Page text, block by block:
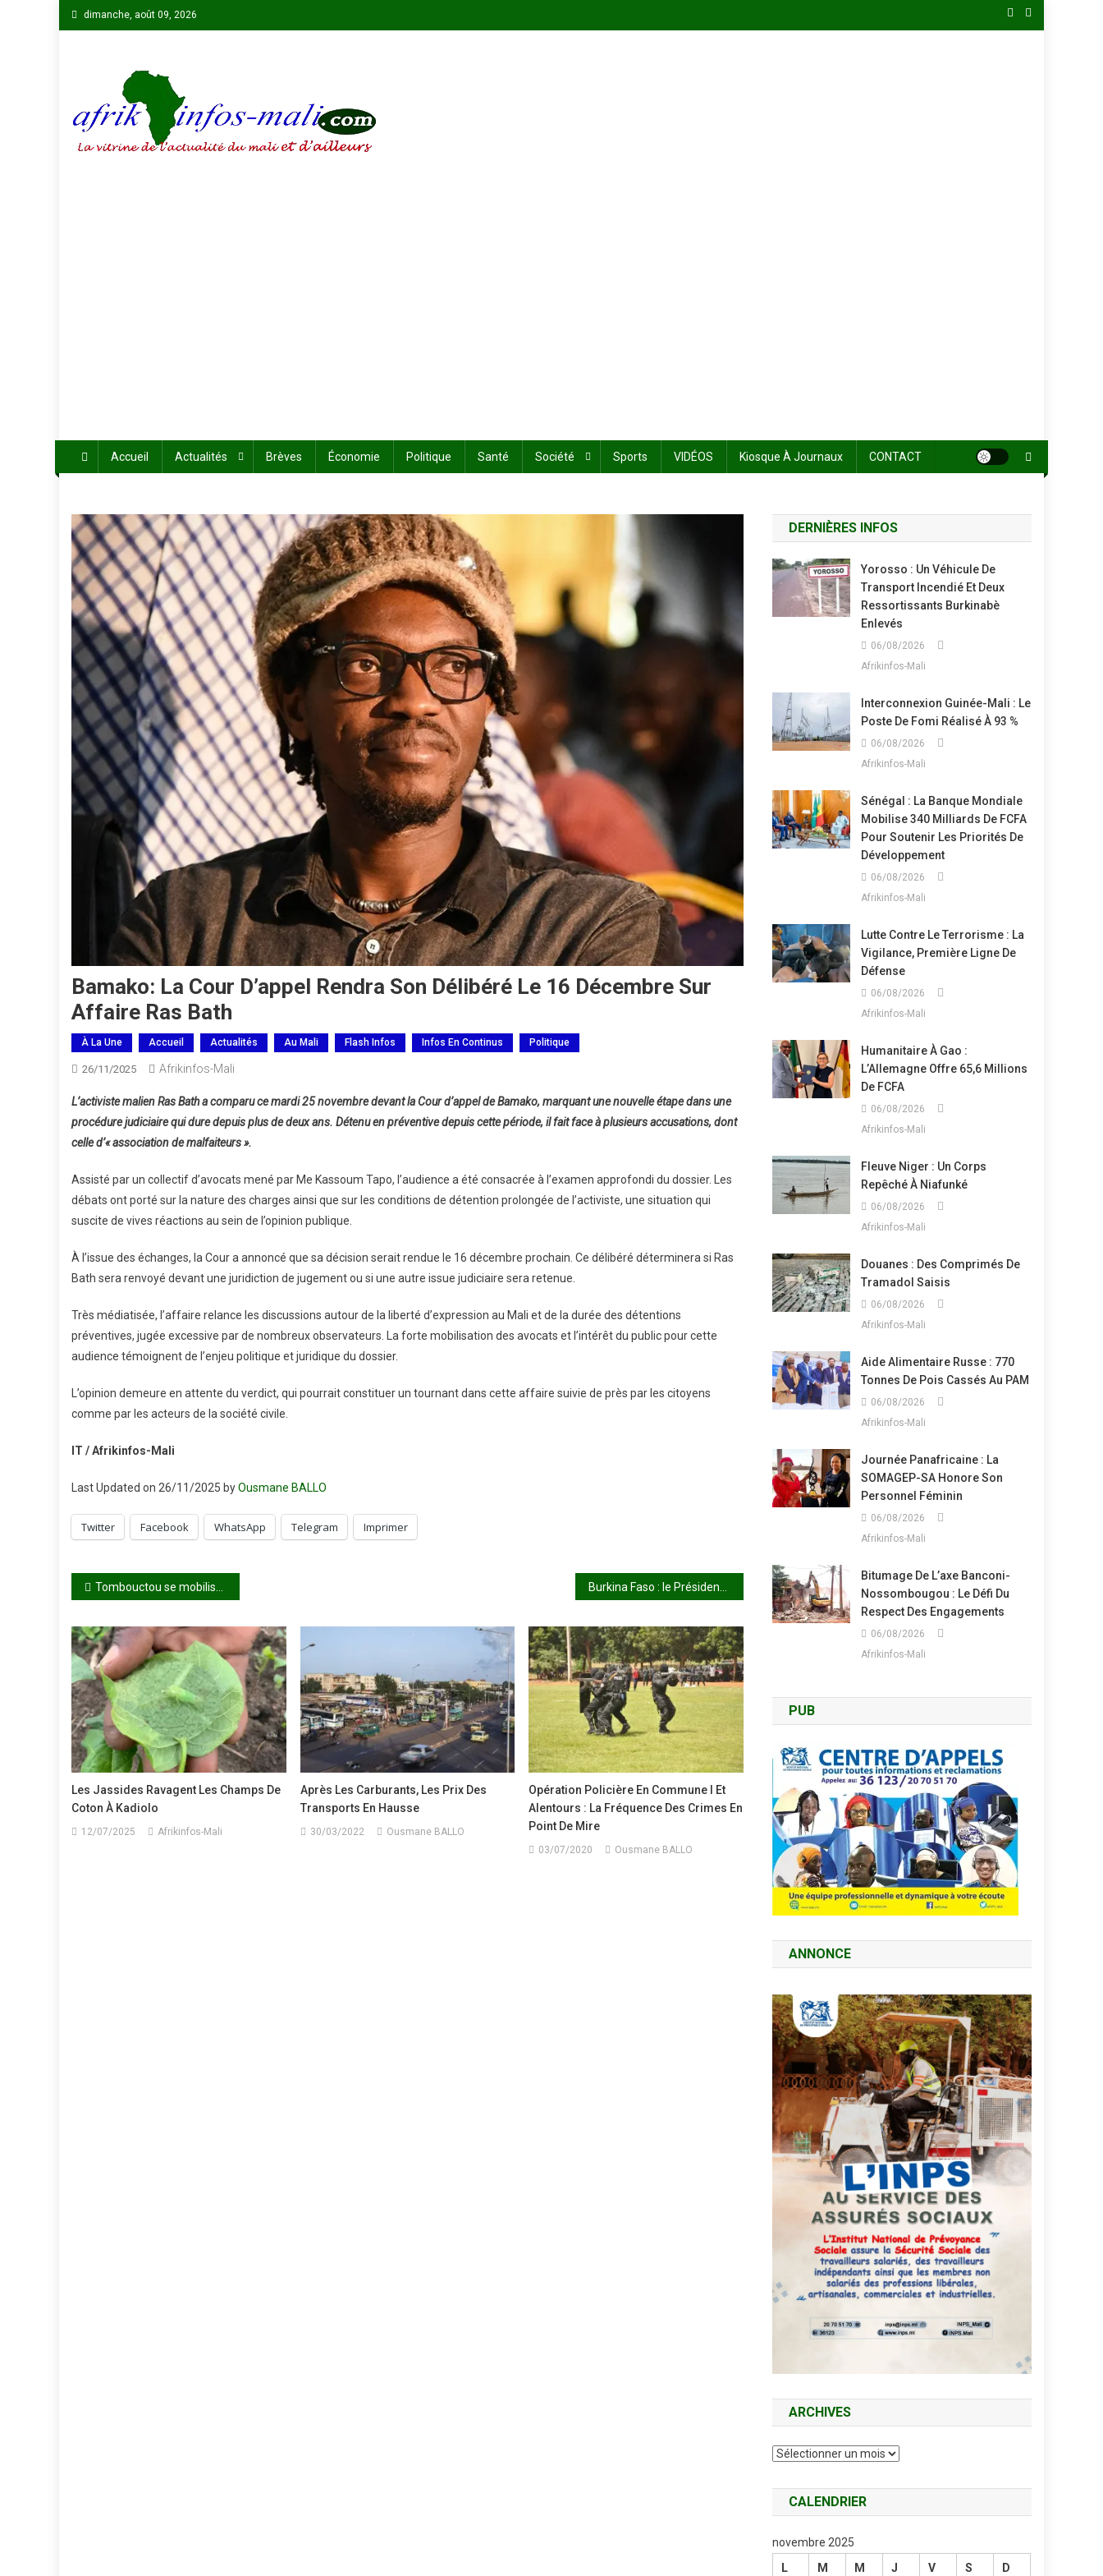
Skip
to
dimanche, août 09, 2026
Accueil Actualités Brèves Économie Politique Santé Société Sports VIDÉOS Kiosque À Journaux CONTACT
Bamako: La Cour D’appel Rendra Son Délibéré Le 16 Décembre Sur
Affaire Ras Bath
À La Une Accueil Actualités Au Mali Flash Infos Infos En Continus Politique
26/11/2025 Afrikinfos-Mali
L’activiste malien Ras Bath a comparu ce mardi 25 novembre devant la Cour d’appel de Bamako, marquant une nouvelle étape dans une
procédure judiciaire qui dure depuis plus de deux ans. Détenu en préventive depuis cette période, il fait face à plusieurs accusations, dont
celle d’« association de malfaiteurs ».
Assisté par un collectif d’avocats mené par Me Kassoum Tapo, l’audience a été consacrée à l’examen approfondi du dossier. Les
débats ont porté sur la nature des charges ainsi que sur les conditions de détention prolongée de l’activiste, une situation qui
suscite de vives réactions au sein de l’opinion publique.
À l’issue des échanges, la Cour a annoncé que sa décision serait rendue le 16 décembre prochain. Ce délibéré déterminera si Ras
Bath sera renvoyé devant une juridiction de jugement ou si une autre issue judiciaire sera retenue.
Très médiatisée, l’affaire relance les discussions autour de la liberté d’expression au Mali et de la durée des détentions
préventives, jugée excessive par de nombreux observateurs. La forte mobilisation des avocats et l’intérêt du public pour cette
audience témoignent de l’enjeu politique et juridique du dossier.
L’opinion demeure en attente du verdict, qui pourrait constituer un tournant dans cette affaire suivie de près par les citoyens
comme par les acteurs de la société civile.
IT / Afrikinfos-Mali
Last Updated on 26/11/2025 byOusmane BALLO
Twitter Facebook WhatsApp Telegram Imprimer
Navigation
de
l’article
Tombouctou se mobilise pour préserver la mosquée de Sankoré Burkina Faso : le Président du Faso inaugure la SN-BRAFASO, nouvelle étape pour l’industrialisation nationale
Les Jassides Ravagent Les Champs De
Coton À Kadiolo
12/07/2025 Afrikinfos-Mali
Après Les Carburants, Les Prix Des
Transports En Hausse
30/03/2022 Ousmane BALLO
Opération Policière En Commune I Et
Alentours : La Fréquence Des Crimes En
Point De Mire
03/07/2020 Ousmane BALLO
DERNIÈRES INFOS
Yorosso : Un Véhicule De
Transport Incendié Et Deux
Ressortissants Burkinabè
Enlevés
06/08/2026
Afrikinfos-Mali
Interconnexion Guinée-Mali : Le
Poste De Fomi Réalisé À 93 %
06/08/2026
Afrikinfos-Mali
Sénégal : La Banque Mondiale
Mobilise 340 Milliards De FCFA
Pour Soutenir Les Priorités De
Développement
06/08/2026
Afrikinfos-Mali
Lutte Contre Le Terrorisme : La
Vigilance, Première Ligne De
Défense
06/08/2026
Afrikinfos-Mali
Humanitaire À Gao :
L’Allemagne Offre 65,6 Millions
De FCFA
06/08/2026
Afrikinfos-Mali
Fleuve Niger : Un Corps
Repêché À Niafunké
06/08/2026
Afrikinfos-Mali
Douanes : Des Comprimés De
Tramadol Saisis
06/08/2026
Afrikinfos-Mali
Aide Alimentaire Russe : 770
Tonnes De Pois Cassés Au PAM
06/08/2026
Afrikinfos-Mali
Journée Panafricaine : La
SOMAGEP-SA Honore Son
Personnel Féminin
06/08/2026
Afrikinfos-Mali
Bitumage De L’axe Banconi-
Nossombougou : Le Défi Du
Respect Des Engagements
06/08/2026
Afrikinfos-Mali
PUB
ANNONCE
ARCHIVES
Archives
CALENDRIER
novembre 2025
L
M M J V S D